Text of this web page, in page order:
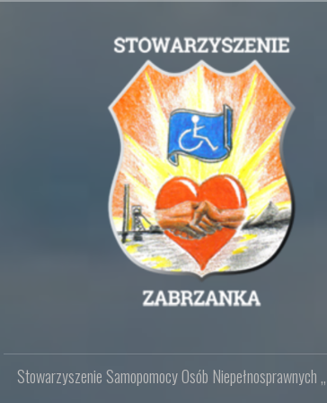
Sto­wa­rzy­sze­nie Sa­mo­po­mo­cy Osób Nie­peł­no­spraw­nych